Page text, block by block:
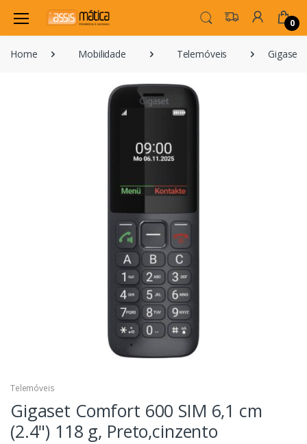
0
Home Mobilidade Telemóveis Gigaset
Telemóveis
Gigaset Comfort 600 SIM 6,1 cm
(2.4") 118 g, Preto,cinzento